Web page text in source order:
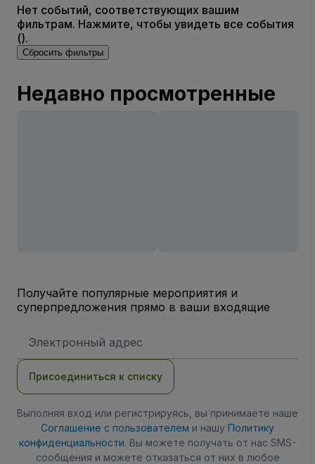
Нет событий, соответствующих вашим
фильтрам. Нажмите, чтобы увидеть все события
().
Сбросить фильтры
Недавно просмотренные
Получайте популярные мероприятия и
суперпредложения прямо в ваши входящие
электронной
Присоединиться к списку
Выполняя вход или регистрируясь, вы принимаете наше
Соглашение с пользователем и нашу Политику
конфиденциальности. Вы можете получать от нас SMS-
сообщения и можете отказаться от них в любое